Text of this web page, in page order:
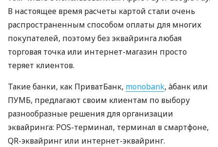
В настоящее время расчеты картой стали очень
распространенным способом оплаты для многих
покупателей, поэтому без эквайринга любая
торговая точка или интернет-магазин просто
теряет клиентов.
Такие банки, как ПриватБанк, monobank, àбанк или
ПУМБ, предлагают своим клиентам по выбору
разнообразные решения для организации
эквайринга: POS-терминал, терминал в смартфоне,
QR-эквайринг или интернет-эквайринг.